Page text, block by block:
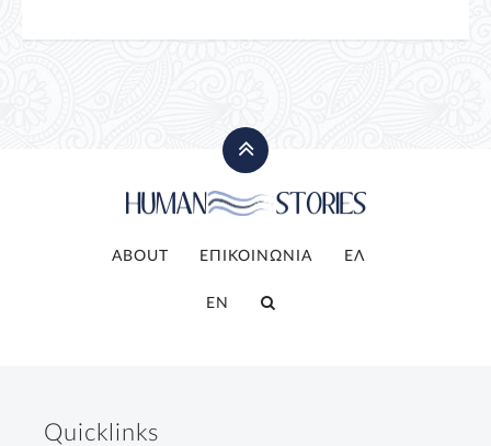
ABOUT ΕΠΙΚΟΙΝΩΝΙΑ ΕΛ
EN
Quicklinks